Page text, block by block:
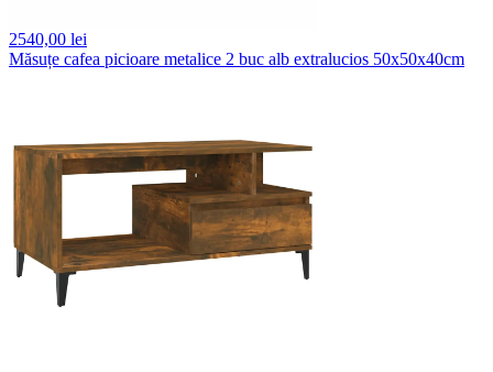
2540,00 lei
Măsuțe cafea picioare metalice 2 buc alb extralucios 50x50x40cm